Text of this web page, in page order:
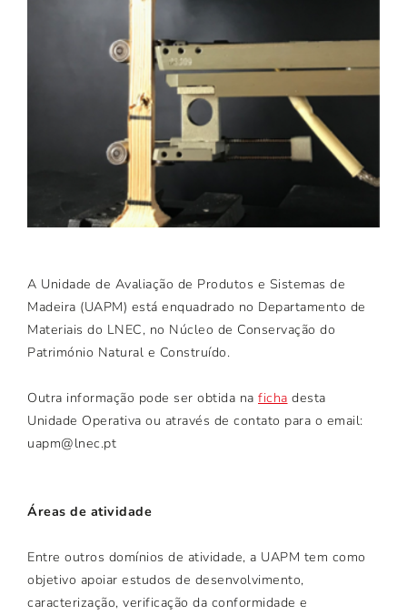
A Unidade de Avaliação de Produtos e Sistemas de
Madeira (UAPM) está enquadrado no Departamento de
Materiais do LNEC, no Núcleo de Conservação do
Património Natural e Construído.
Outra informação pode ser obtida na ficha desta
Unidade Operativa ou através de contato para o email:
uapm@lnec.pt
Áreas de atividade
Entre outros domínios de atividade, a UAPM tem como
objetivo apoiar estudos de desenvolvimento,
caracterização, verificação da conformidade e